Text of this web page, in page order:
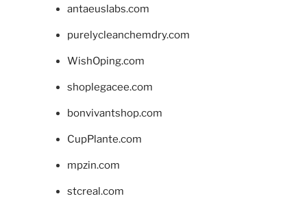
antaeuslabs.com
purelycleanchemdry.com
WishOping.com
shoplegacee.com
bonvivantshop.com
CupPlante.com
mpzin.com
stcreal.com